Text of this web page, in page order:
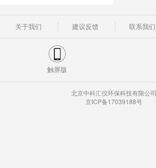
关于我们 建议反馈 联系我们
触屏版
北京中科汇仪环保科技有限公司
京ICP备17039188号